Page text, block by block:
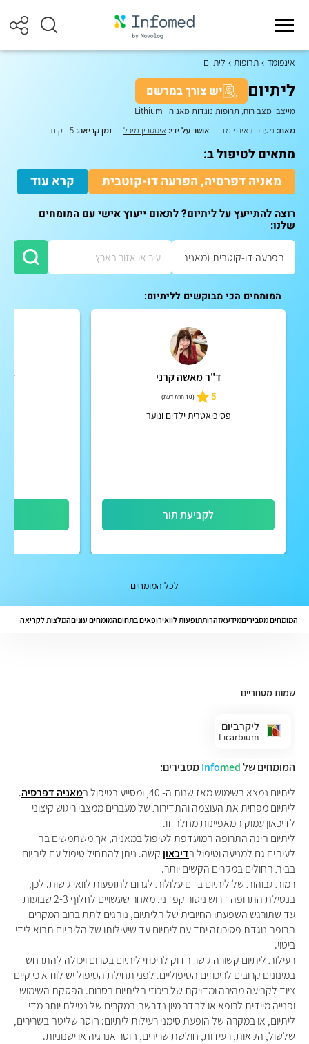
אינפומד תרופות ליתיום
ליתיום יש צורך במרשם
מייצבי מצב רוח, תרופות נוגדות מאניה Lithium
מאת: מערכת אינפומד אושר על ידי: איסטרין מיכל זמן קריאה:
מתאים לטיפול ב:
מאניה דפרסיה, הפרעה דו-קוטבית
קרא עוד
רוצה להתייעץ על ליתיום? לתאום ייעוץ אישי עם המומחים
שלנו:
המומחים הכי מבוקשים לליתיום:
ד"ר מאשה קרני
5
(10 חוות דעת )
פסיכיאטרית ילדים ונוער
לקביעת תור
לכל המומחים
המומחים מסביריםמידעאזהרותתופעות לוואירופאים בתחוםהמומחים עוניםהמלצות לקריאה
שמות מסחריים
ליקרביום
Licarbium
המומחים של Infomed
מסבירים:
ליתיום נמצא בשימוש מאז שנות ה- 40, ומסייע בטיפול ב
מאניה דפרסיה.
ליתיום מפחית את העוצמה והתדירות של מעברים ממצבי ריגוש קיצוני
לדיכאון עמוק המאפיינות מחלה זו.
ליתיום הינה התרופה המועדפת לטיפול במאניה, אך משתמשים בה
לעיתים גם למניעה וטיפול בדיכאון קשה. ניתן להתחיל טיפול עם ליתיום
בבית החולים במקרים הקשים יותר.
רמות גבוהות של ליתיום בדם עלולות לגרום לתופעות לוואי קשות. לכן,
בנטילת התרופה דרוש ניטור קפדני. מאחר שעשויים לחלוף 2-3 שבועות
עד שתורגש השפעתו החיובית של הליתיום, נוהגים לתת ברוב המקרים
תרופה נוגדת פסיכוזה יחד עם ליתיום עד שיעילותו של הליתיום תבוא לידי
ביטוי.
רעילות ליתיום קשורה קשר הדוק לריכוזי ליתיום בסרום ויכולה להתרחש
במינונים קרובים לריכוזים הטיפוליים. לפני תחילת הטיפול יש לוודא כי קיים
ציוד לקביעה מהירה ומדויקת של ריכוזי הליתיום בסרום. הפסקת השימוש
ופנייה מיידית לרופא או לחדר מיון נדרשת במקרים של נטילת יותר מדי
ליתיום, או במקרה של הופעת סימני רעילות ליתיום: חוסר שליטה בשרירים,
שלשול, הקאות, רעידות, חולשת שרירים, חוסר אנרגיה או ישנוניות.